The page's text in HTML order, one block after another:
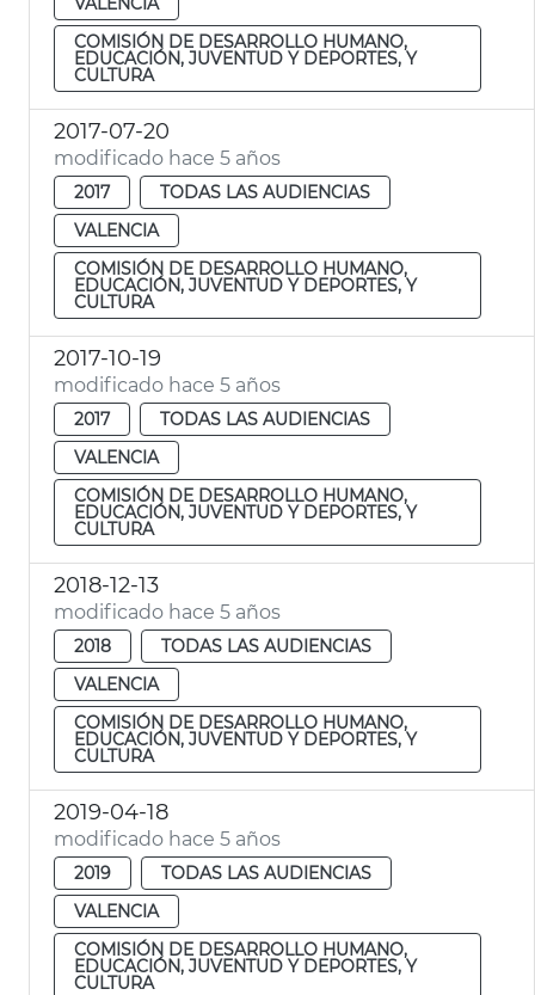
COMISIÓN DE DESARROLLO HUMANO,
EDUCACIÓN, JUVENTUD Y DEPORTES, Y
CULTURA
2017-07-20
modificado hace 5 años
2017
TODAS LAS AUDIENCIAS
VALENCIA
COMISIÓN DE DESARROLLO HUMANO,
EDUCACIÓN, JUVENTUD Y DEPORTES, Y
CULTURA
2017-10-19
modificado hace 5 años
2017
TODAS LAS AUDIENCIAS
VALENCIA
COMISIÓN DE DESARROLLO HUMANO,
EDUCACIÓN, JUVENTUD Y DEPORTES, Y
CULTURA
2018-12-13
modificado hace 5 años
2018
TODAS LAS AUDIENCIAS
VALENCIA
COMISIÓN DE DESARROLLO HUMANO,
EDUCACIÓN, JUVENTUD Y DEPORTES, Y
CULTURA
2019-04-18
modificado hace 5 años
2019
TODAS LAS AUDIENCIAS
VALENCIA
COMISIÓN DE DESARROLLO HUMANO,
EDUCACIÓN, JUVENTUD Y DEPORTES, Y
CULTURA